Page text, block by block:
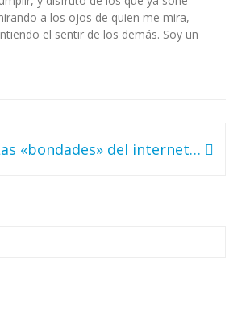
a los ojos de quien me mira,
el sentir de los demás. Soy un
«bondades» del internet…